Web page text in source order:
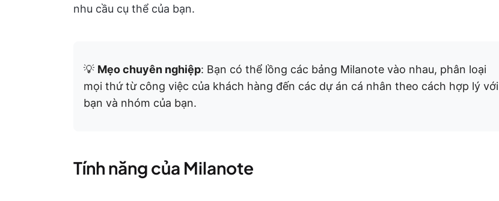
nhu cầu cụ thể của bạn.
💡 Mẹo chuyên nghiệp: Bạn có thể lồng các bảng Milanote vào nhau, phân loại
mọi thứ từ công việc của khách hàng đến các dự án cá nhân theo cách hợp lý với
bạn và nhóm của bạn.
Tính năng của Milanote